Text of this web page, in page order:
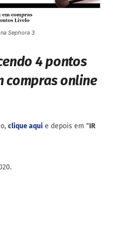
Sephora 3
4 pontos
compras online
clique aqui e depois em “IR